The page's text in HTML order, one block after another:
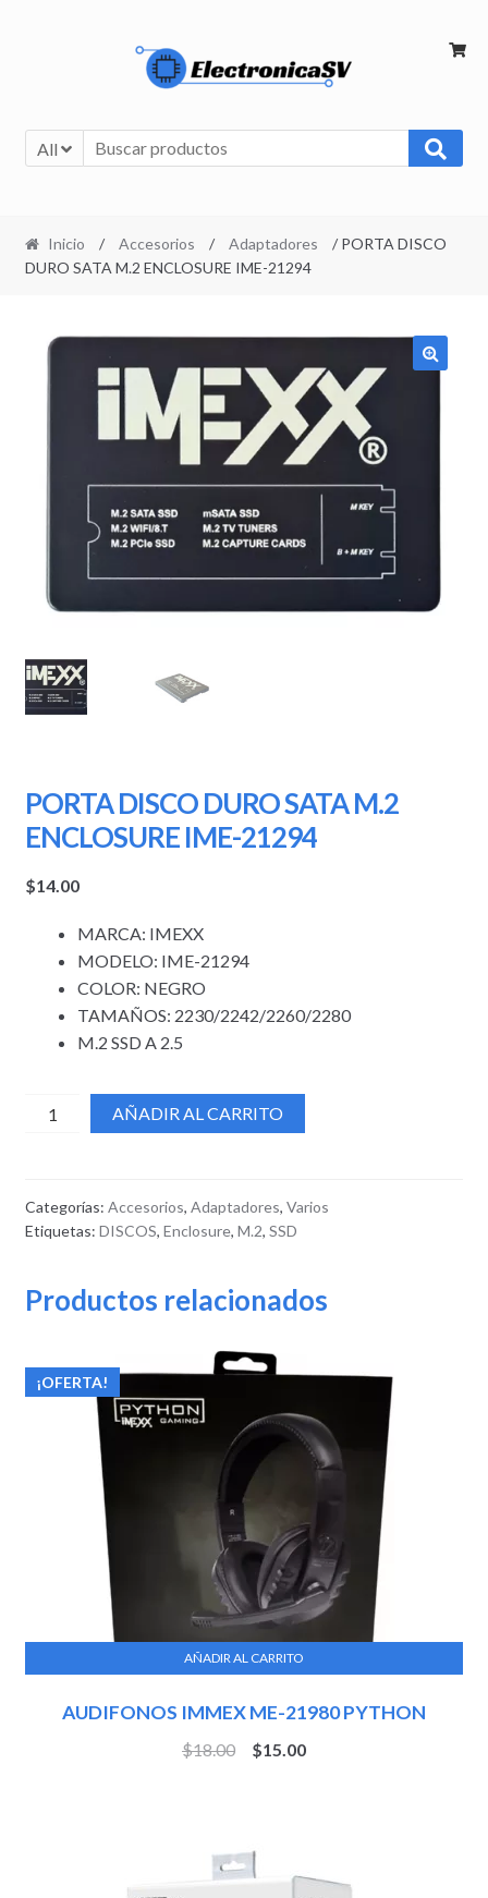
All
Inicio / Accesorios / Adaptadores
/ PORTA DISCO
DURO SATA M.2 ENCLOSURE IME-21294
PORTA DISCO DURO SATA M.2
ENCLOSURE IME-21294
$14.00
MARCA: IMEXX
MODELO: IME-21294
COLOR: NEGRO
TAMAÑOS: 2230/2242/2260/2280
M.2 SSD A 2.5
AÑADIR AL CARRITO
Categorías: Accesorios, Adaptadores, Varios
Etiquetas: DISCOS, Enclosure, M.2, SSD
Productos relacionados
AUDIFONOS IMMEX ME-21980 PYTHON
¡OFERTA!
$18.00 $15.00
AÑADIR AL CARRITO